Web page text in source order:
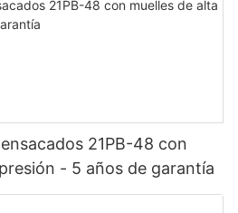
21PB-48 con
- 5 años de garantía